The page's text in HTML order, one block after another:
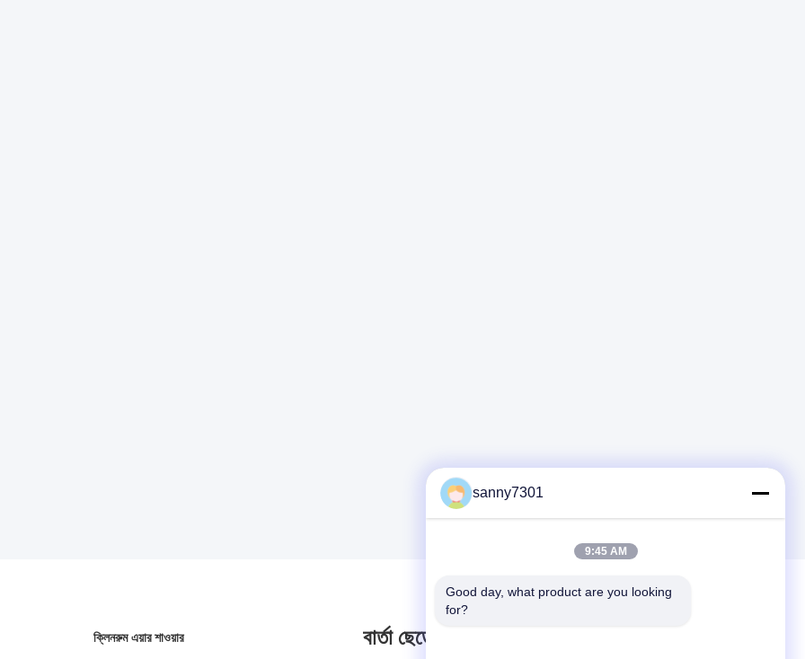
ক্লিনরুম এয়ার শাওয়ার বার্তা ছেড়ে
sanny7301
9:45 AM
Good day, what product are you looking
for?